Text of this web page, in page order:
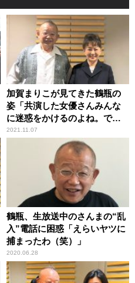
加賀まりこが見てきた鶴瓶の
姿「共演した女優さんみんな
に迷惑をかけるのよね。でも
好かれる」
2021.11.07
鶴瓶、生放送中のさんまの“乱
入”電話に困惑「えらいヤツに
捕まったわ（笑）」
2020.06.28